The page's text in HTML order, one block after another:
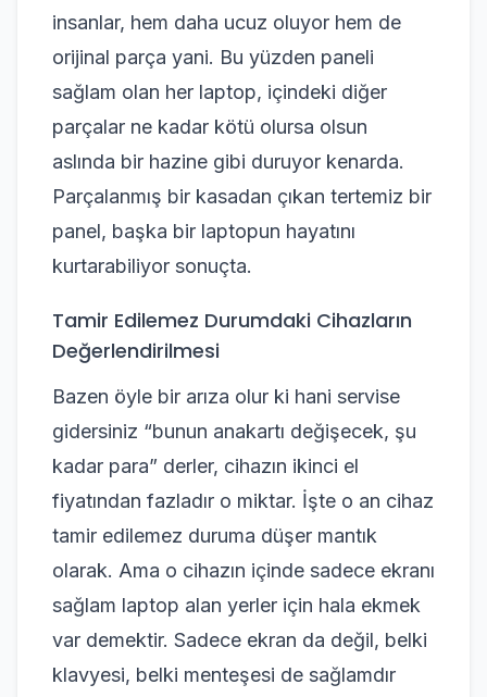
insanlar, hem daha ucuz oluyor hem de
orijinal parça yani. Bu yüzden paneli
sağlam olan her laptop, içindeki diğer
parçalar ne kadar kötü olursa olsun
aslında bir hazine gibi duruyor kenarda.
Parçalanmış bir kasadan çıkan tertemiz bir
panel, başka bir laptopun hayatını
kurtarabiliyor sonuçta.
Tamir Edilemez Durumdaki Cihazların
Değerlendirilmesi
Bazen öyle bir arıza olur ki hani servise
gidersiniz “bunun anakartı değişecek, şu
kadar para” derler, cihazın ikinci el
fiyatından fazladır o miktar. İşte o an cihaz
tamir edilemez duruma düşer mantık
olarak. Ama o cihazın içinde sadece ekranı
sağlam laptop alan yerler için hala ekmek
var demektir. Sadece ekran da değil, belki
klavyesi, belki menteşesi de sağlamdır